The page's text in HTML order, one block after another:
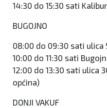
14:30 do 15:30 sati
BUGOJNO
08:00 do 09:30 sati ulica
10:00 do 11:30 sati
12:00 do 13:30 sati ulica
općina)
DONJI VAKUF